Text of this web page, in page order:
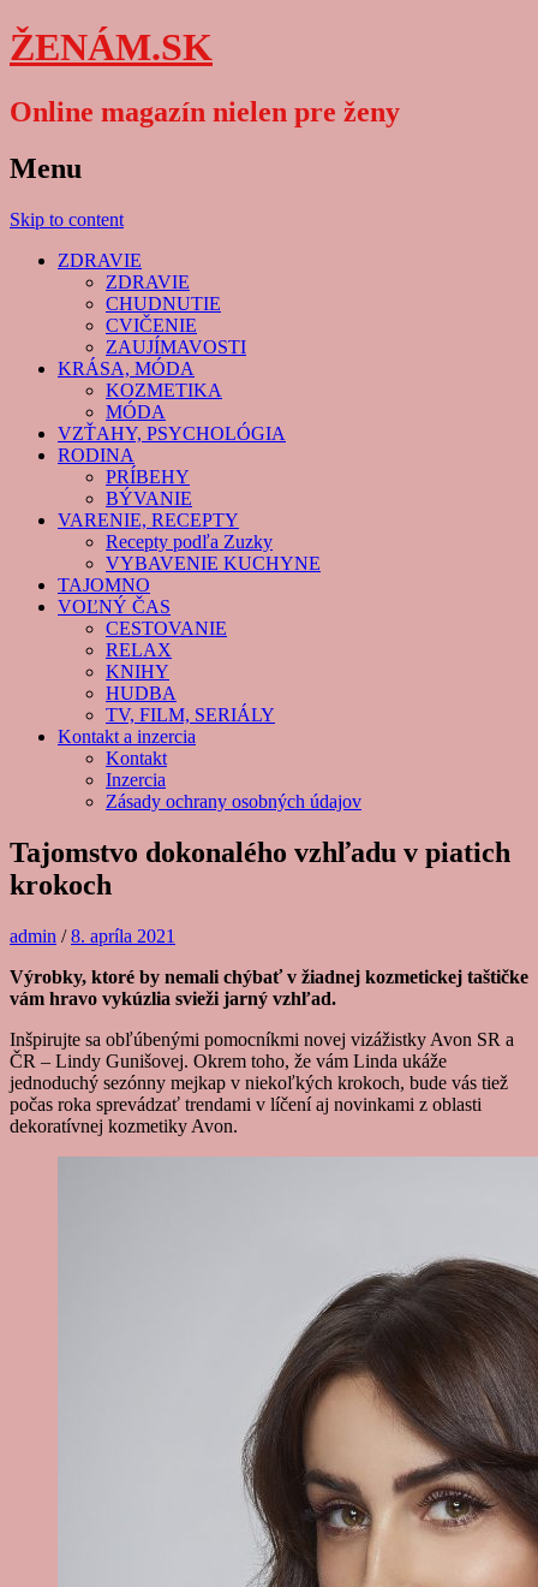
ŽENÁM.SK
Online magazín nielen pre ženy
Menu
Skip to content
ZDRAVIE
ZDRAVIE
CHUDNUTIE
CVIČENIE
ZAUJÍMAVOSTI
KRÁSA, MÓDA
KOZMETIKA
MÓDA
VZŤAHY, PSYCHOLÓGIA
RODINA
PRÍBEHY
BÝVANIE
VARENIE, RECEPTY
Recepty podľa Zuzky
VYBAVENIE KUCHYNE
TAJOMNO
VOĽNÝ ČAS
CESTOVANIE
RELAX
KNIHY
HUDBA
TV, FILM, SERIÁLY
Kontakt a inzercia
Kontakt
Inzercia
Zásady ochrany osobných údajov
Tajomstvo dokonalého vzhľadu v piatich
krokoch
admin /8. apríla 2021
Výrobky, ktoré by nemali chýbať v žiadnej kozmetickej taštičke
vám hravo vykúzlia svieži jarný vzhľad.
Inšpirujte sa obľúbenými pomocníkmi novej vizážistky Avon SR a
ČR – Lindy Gunišovej. Okrem toho, že vám Linda ukáže
jednoduchý sezónny mejkap v niekoľkých krokoch, bude vás tiež
počas roka sprevádzať trendami v líčení aj novinkami z oblasti
dekoratívnej kozmetiky Avon.